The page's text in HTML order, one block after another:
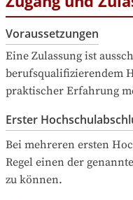
Voraussetzungen
Eine Zulassung ist
berufsqualifizierendem
praktischer Erfahrung
Erster
Bei mehreren ersten
Regel einen der
zu können.